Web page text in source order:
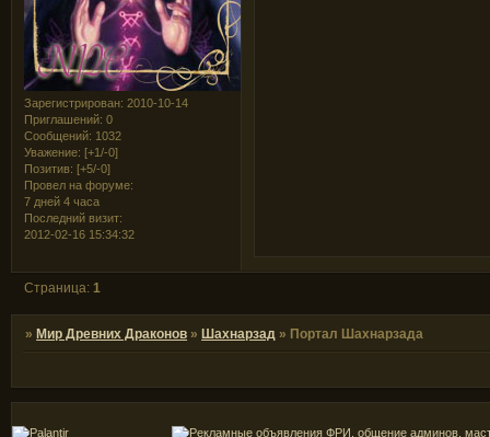
Зарегистрирован: 2010-10-14
Приглашений: 0
Сообщений: 1032
Уважение: [+1/-0]
Позитив: [+5/-0]
Провел на форуме:
7 дней 4 часа
Последний визит:
2012-02-16 15:34:32
Страница:1
» Мир Древних Драконов » Шахнарзад » Портал Шахнарзада